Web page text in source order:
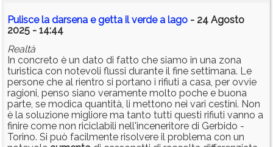
Pulisce la darsena e getta il verde a lago - 24 Agosto
2025 - 14:44
Realtà
In concreto è un dato di fatto che siamo in una zona
turistica con notevoli flussi durante il fine settimana. Le
persone che al rientro si portano i rifiuti a casa, per ovvie
ragioni, penso siano veramente molto poche e buona
parte, se modica quantità, li mettono nei vari cestini. Non
è la soluzione migliore ma tanto tutti questi rifiuti vanno a
finire come non riciclabili nell'inceneritore di Gerbido -
Torino. Si può facilmente risolvere il problema con un